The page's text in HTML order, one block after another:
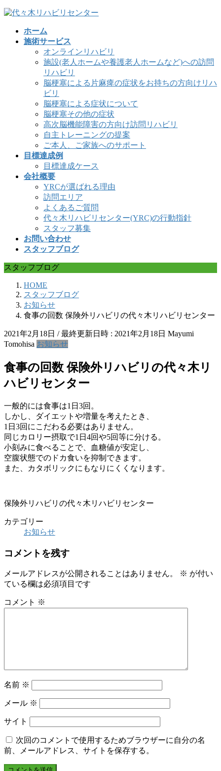
コ
ナ
ホーム
施術サービス
オンラインリハビリ
施設(老人ホームや養護老人ホームなど)への訪問
リハビリ
脳梗塞による片麻痺の症状をお持ちの方向けリハ
ビリ
脳梗塞による症状について
脳梗塞その他の症状
高次脳機能障害の方向け訪問リハビリ
自主トレーニングの提案
ご本人、ご家族へのサポート
目標達成例
目標達成ケース
会社概要
YRCが選ばれる理由
訪問エリア
よくあるご質問
代々木リハビリセンター(YRC)の行動指針
スタッフ募集
お問い合わせ
スタッフブログ
スタッフブログ
HOME
スタッフブログ
お知らせ
食事の回数 保険外リハビリの代々木リハビリセンター
2021年2月18日 / 最終更新日時 : 2021年2月18日 Mayumi
Tomohisa お知らせ
食事の回数 保険外リハビリの代々木リ
ハビリセンター
一般的には食事は1日3回。
しかし、ダイエットや増量を考えたとき、
1日3回にこだわる必要はありません。
同じカロリー摂取で1日4回や5回等に分ける。
小刻みに食べることで、血糖値が安定し、
空腹状態でのドカ食いを抑制できます。
また、カタボリックにもなりにくくなります。
保険外リハビリの代々木リハビリセンター
カテゴリー
お知らせ
コメントを残す
メールアドレスが公開されることはありません。 ※ が付い
ている欄は必須項目です
コメント ※
名前 ※
メール ※
サイト
次回のコメントで使用するためブラウザーに自分の名
前、メールアドレス、サイトを保存する。